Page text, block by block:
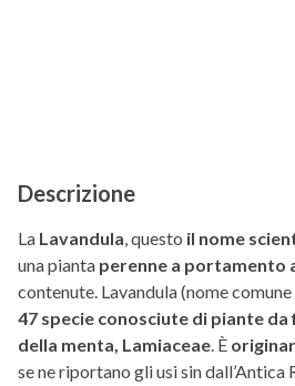
Descrizione
La Lavandula, questo il nome
una pianta perenne a portamento
contenute. Lavandula (nome comune
47 specie conosciute di piante
della menta, Lamiaceae. È
se ne riportano gli usi sin dall’Antica